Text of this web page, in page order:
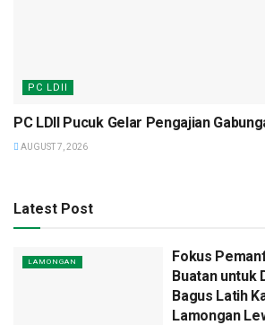
PC LDII
PC LDII Pucuk Gelar Pengajian
AUGUST 7, 2026
Latest Post
LAMONGAN
Fokus
Buatan untuk
Bagus Latih
Lamongan